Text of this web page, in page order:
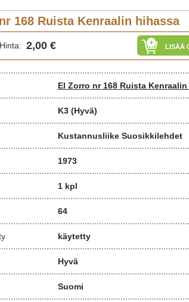
168 Ruista Kenraalin hihassa
Hinta: 2,00 € LISÄÄ
El Zorro nr 168 Ruista
K3 (Hyvä)
Kustannusliike Suosikkilehdet
1973
1 kpl
64
käytetty
Hyvä
Suomi